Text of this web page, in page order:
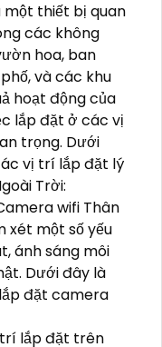
một thiết bị quan
các không
hoa, ban
và các khu
hoạt động của
lắp đặt ở các vị
trọng. Dưới
vị trí lắp đặt lý
Trời:
wifi Thân
xét một số yếu
ánh sáng môi
Dưới đây là
đặt camera
lắp đặt trên